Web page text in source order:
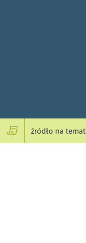
źródło na temat